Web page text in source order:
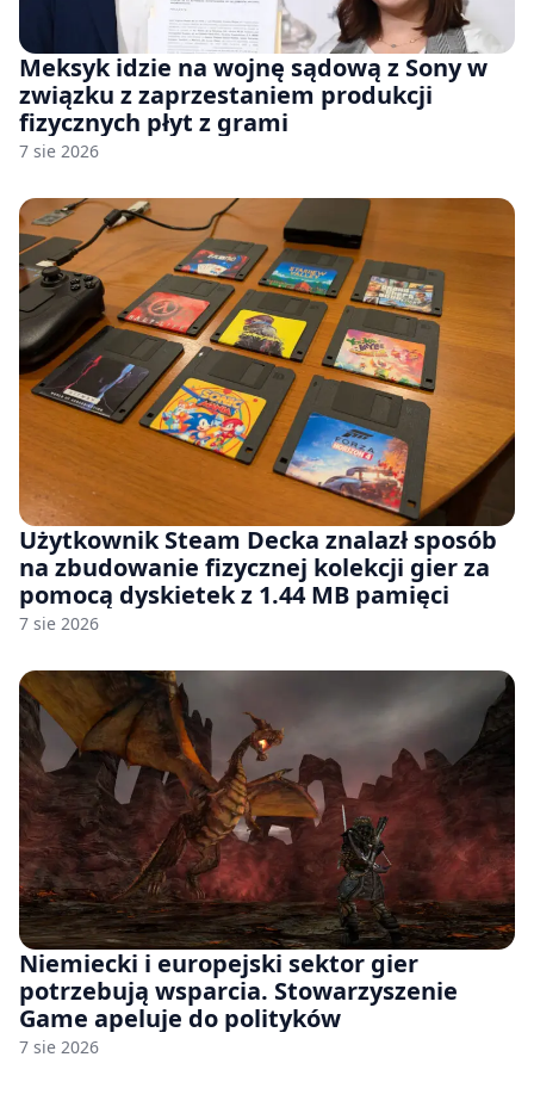
Meksyk idzie na wojnę sądową z Sony w
związku z zaprzestaniem produkcji
fizycznych płyt z grami
7 sie 2026
Użytkownik Steam Decka znalazł sposób
na zbudowanie fizycznej kolekcji gier za
pomocą dyskietek z 1.44 MB pamięci
7 sie 2026
Niemiecki i europejski sektor gier
potrzebują wsparcia. Stowarzyszenie
Game apeluje do polityków
7 sie 2026